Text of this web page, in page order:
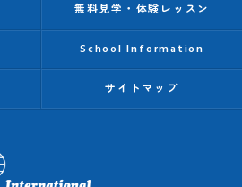
無料見学・体験レッスン
School Information
サイトマップ